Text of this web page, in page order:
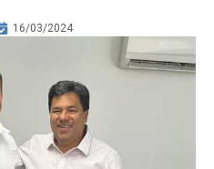
16/03/2024